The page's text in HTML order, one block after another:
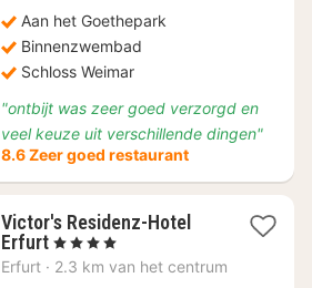
Aan het Goethepark
Binnenzwembad
Schloss Weimar
"ontbijt was zeer goed verzorgd en
veel keuze uit verschillende dingen"
8.6 Zeer goed restaurant
Victor's Residenz-Hotel
Erfurt1
nacht
, 4 Sterren
Erfurt · 2.3 km van het centrum